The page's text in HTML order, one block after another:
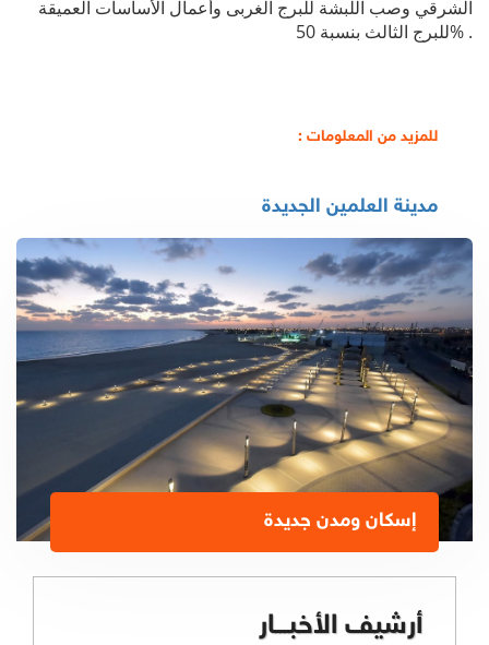
الشرقي وصب اللبشة للبرج الغربى وأعمال الأساسات العميقة
للبرج الثالث بنسبة 50% .
للمزيد من المعلومات :
مدينة العلمين الجديدة
إسكان ومدن جديدة
أرشيف الأخبـــار